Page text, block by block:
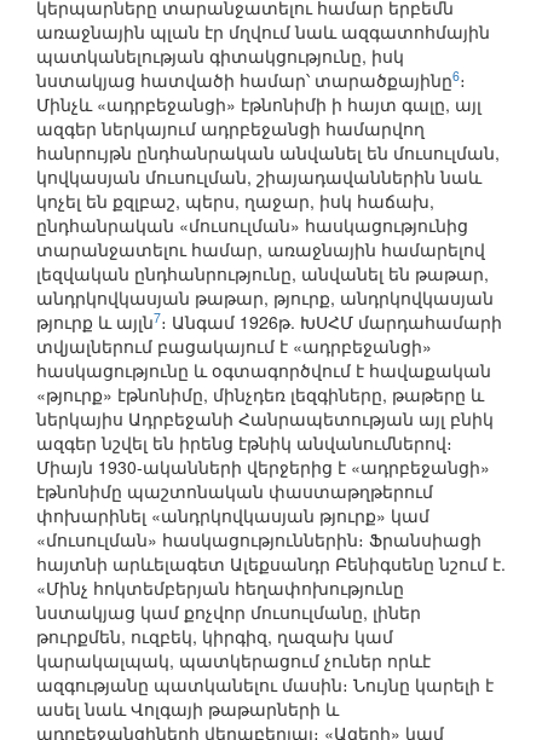
կերպարները տարանջատելու համար երբեմն
առաջնային պլան էր մղվում նաև ազգատոհմային
պատկանելության գիտակցությունը, իսկ
նստակյաց հատվածի համար՝ տարածքայինը6։
Մինչև «ադրբեջանցի» էթնոնիմի ի հայտ գալը, այլ
ազգեր ներկայում ադրբեջանցի համարվող
հանրույթն ընդհանրական անվանել են մուսուլման,
կովկասյան մուսուլման, շիայադավաններին նաև
կոչել են քզլբաշ, պերս, ղաջար, իսկ հաճախ,
ընդհանրական «մուսուլման» հասկացությունից
տարանջատելու համար, առաջնային համարելով
լեզվական ընդհանրությունը, անվանել են թաթար,
անդրկովկասյան թաթար, թյուրք, անդրկովկասյան
թյուրք և այլն7։ Անգամ 1926թ. ԽՍՀՄ մարդահամարի
տվյալներում բացակայում է «ադրբեջանցի»
հասկացությունը և օգտագործվում է հավաքական
«թյուրք» էթնոնիմը, մինչդեռ լեզգիները, թաթերը և
ներկայիս Ադրբեջանի Հանրապետության այլ բնիկ
ազգեր նշվել են իրենց էթնիկ անվանումներով։
Միայն 1930-ականների վերջերից է «ադրբեջանցի»
էթնոնիմը պաշտոնական փաստաթղթերում
փոխարինել «անդրկովկասյան թյուրք» կամ
«մուսուլման» հասկացություններին։ Ֆրանսիացի
հայտնի արևելագետ Ալեքսանդր Բենիգսենը նշում է.
«Մինչ հոկտեմբերյան հեղափոխությունը
նստակյաց կամ քոչվոր մուսուլմանը, լիներ
թուրքմեն, ուզբեկ, կիրգիզ, ղազախ կամ
կարակալպակ, պատկերացում չուներ որևէ
ազգությանը պատկանելու մասին։ Նույնը կարելի է
ասել նաև Վոլգայի թաթարների և
ադրբեջանցիների վերաբերյալ։ «Ազերի» կամ